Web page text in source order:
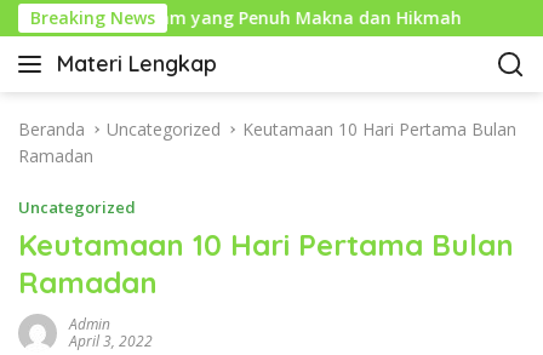
a
Breaking News
Baru Islam yang Penuh Makna dan Hikmah
Materi Lengkap
I
f
o
e
n
d
i
Beranda Uncategorized
Keutamaan 10 Hari Pertama Bulan
Ramadan
Uncategorized
Keutamaan 10 Hari Pertama Bulan
Ramadan
Admin
April 3, 2022